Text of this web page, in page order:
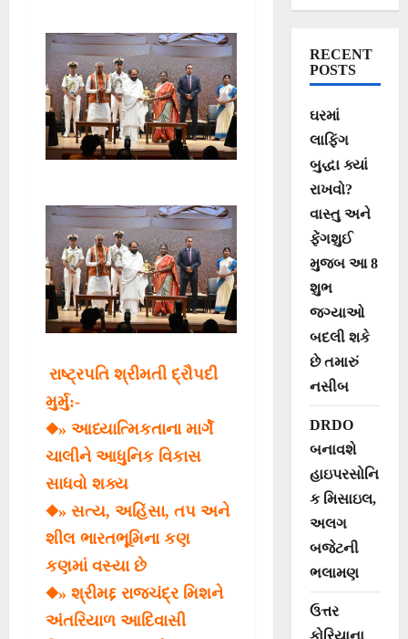
ખૂલ્લું મૂકતા
રાષ્ટ્રપતિ શ્રીમતી
દ્રૌપદી મુર્મુ
રાષ્ટ્રપતિ શ્રીમતી દ્રૌપદી
મુર્મુ:-
◆» આધ્યાત્મિકતાના માર્ગે
ચાલીને આધુનિક વિકાસ
સાધવો શક્ય
◆» સત્ય, અહિંસા, તપ અને
શીલ ભારતભૂમિના કણ
કણમાં વસ્યા છે
◆» શ્રીમદ્દ રાજચંદ્ર મિશને
અંતરિયાળ આદિવાસી
RECENT
POSTS
ઘરમાં
લાફિંગ
બુદ્ધા ક્યાં
રાખવો?
વાસ્તુ અને
ફેંગશુઈ
મુજબ આ 8
શુભ
જગ્યાઓ
બદલી શકે
છે તમારું
નસીબ
DRDO
બનાવશે
હાઇપરસોનિ
ક મિસાઇલ,
અલગ
બજેટની
ભલામણ
ઉત્તર
કોરિયાના